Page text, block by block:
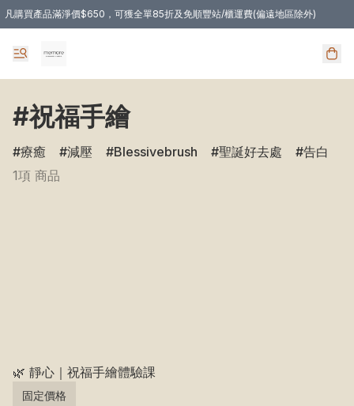
凡購買產品滿淨價$650，可獲全單85折及免順豐站/櫃運費(偏遠地區除外)
#祝福手繪
療癒 減壓 Blessivebrush 聖誕好去處 告白
1項 商品
🌿 靜心｜祝福手繪體驗課
固定價格